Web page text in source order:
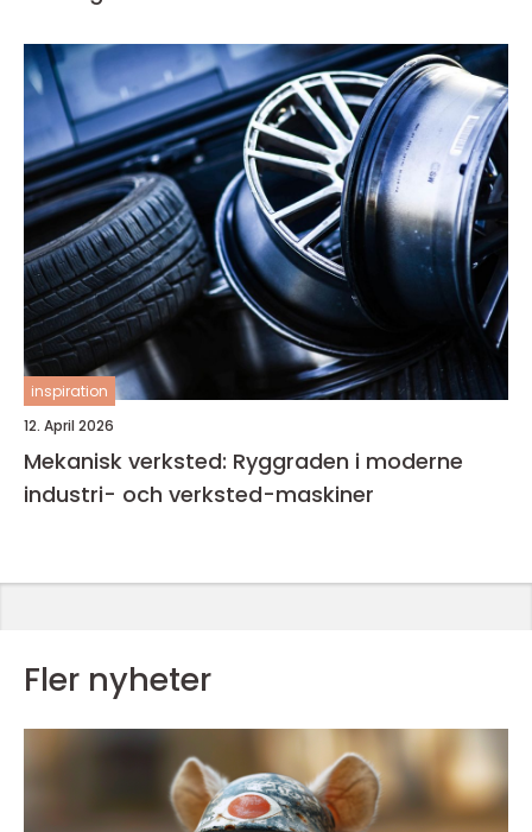
inspiration
12. April 2026
Mekanisk verksted: Ryggraden i moderne
industri- och verksted-maskiner
Fler nyheter